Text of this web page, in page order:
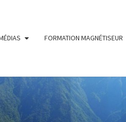
FORMATION MAGNÉTISEUR